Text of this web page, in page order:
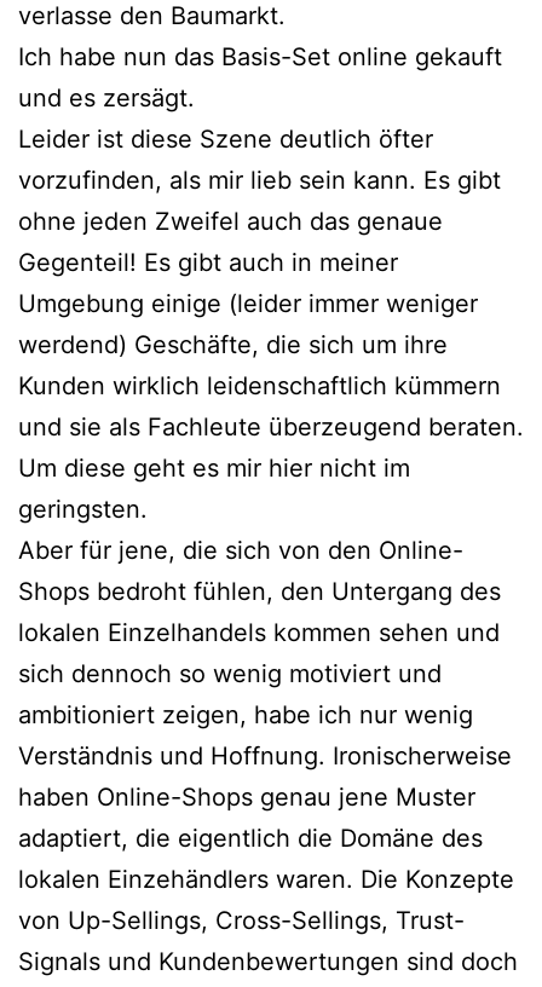
verlasse den Baumarkt.
Ich habe nun das Basis-Set online gekauft
und es zersägt.
Leider ist diese Szene deutlich öfter
vorzufinden, als mir lieb sein kann. Es gibt
ohne jeden Zweifel auch das genaue
Gegenteil! Es gibt auch in meiner
Umgebung einige (leider immer weniger
werdend) Geschäfte, die sich um ihre
Kunden wirklich leidenschaftlich kümmern
und sie als Fachleute überzeugend beraten.
Um diese geht es mir hier nicht im
geringsten.
Aber für jene, die sich von den Online-
Shops bedroht fühlen, den Untergang des
lokalen Einzelhandels kommen sehen und
sich dennoch so wenig motiviert und
ambitioniert zeigen, habe ich nur wenig
Verständnis und Hoffnung. Ironischerweise
haben Online-Shops genau jene Muster
adaptiert, die eigentlich die Domäne des
lokalen Einzehändlers waren. Die Konzepte
von Up-Sellings, Cross-Sellings, Trust-
Signals und Kundenbewertungen sind doch